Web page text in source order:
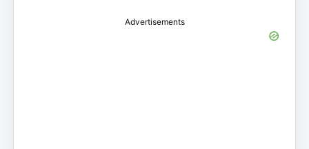
Advertisements